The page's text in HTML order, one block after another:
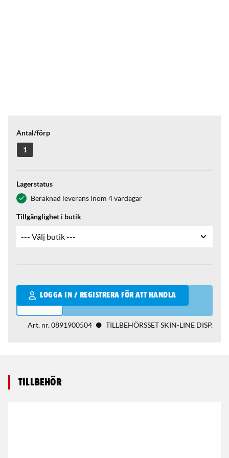
Antal/förp
1
Lagerstatus
Beräknad leverans inom 4 vardagar
Tillgänglighet i butik
LOGGA IN / REGISTRERA FÖR ATT HANDLA
Qantity
Art. nr.0891900504 TILLBEHÖRSSET SKIN-LINE DISP.
Tillbehör